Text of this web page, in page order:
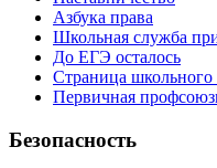
Азбука права
Школьная служба
До ЕГЭ осталось
Страница школьного
Первичная
Безопасность